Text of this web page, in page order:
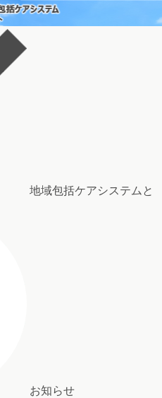
地域包括ケアシステムと
お知らせ